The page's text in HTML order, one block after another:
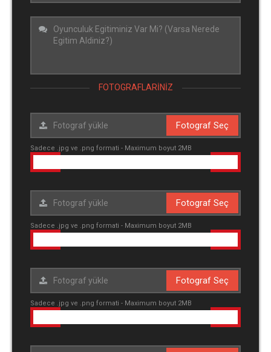
FOTOGRAFLARINIZ
Fotograf Seç
Sadece .jpg ve .png formati - Maximum boyut 2MB
Fotograf Seç
Sadece .jpg ve .png formati - Maximum boyut 2MB
Fotograf Seç
Sadece .jpg ve .png formati - Maximum boyut 2MB